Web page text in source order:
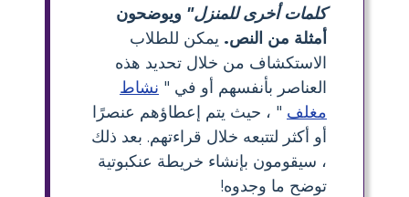
كلمات أخرى للمنزل" ويوضحون
أمثلة من النص. يمكن للطلاب
الاستكشاف من خلال تحديد هذه
العناصر بأنفسهم أو في " نشاط
مغلف " ، حيث يتم إعطاؤهم عنصرًا
أو أكثر لتتبعه خلال قراءتهم. بعد ذلك
، سيقومون بإنشاء خريطة عنكبوتية
توضح ما وجدوه!